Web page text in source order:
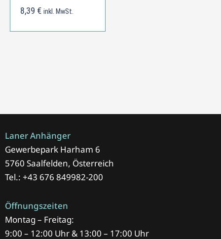
8,39 € inkl. MwSt.
Laner Anhänger
Gewerbepark Harham 6
5760 Saalfelden, Österreich
Tel.: +43 676 849982-200
Öffnungszeiten
Montag – Freitag:
9:00 – 12:00 Uhr & 13:00 – 17:00 Uhr